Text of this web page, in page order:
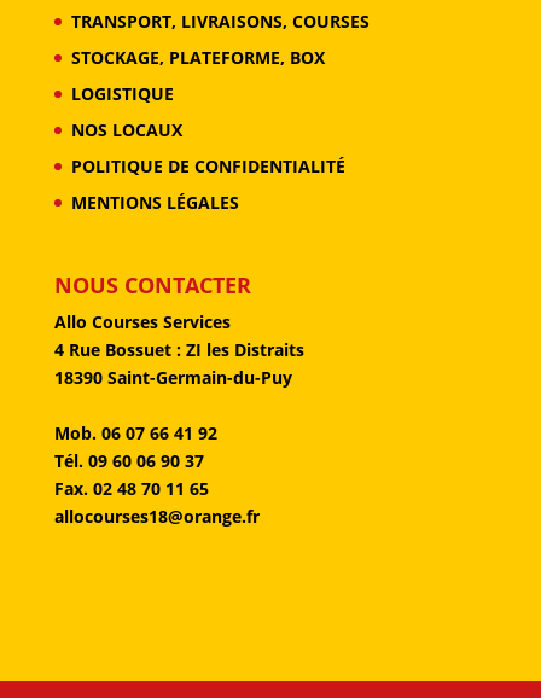
TRANSPORT, LIVRAISONS, COURSES
STOCKAGE, PLATEFORME, BOX
LOGISTIQUE
NOS LOCAUX
POLITIQUE DE CONFIDENTIALITÉ
MENTIONS LÉGALES
NOUS CONTACTER
Allo Courses Services
4 Rue Bossuet : ZI les Distraits
18390 Saint-Germain-du-Puy
Mob. 06 07 66 41 92
Tél. 09 60 06 90 37
Fax. 02 48 70 11 65
allocourses18@orange.fr